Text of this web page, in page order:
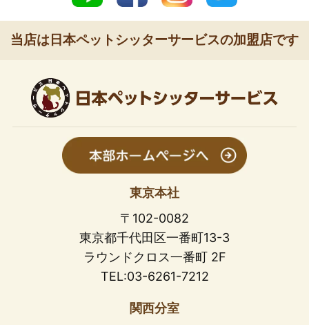
当店は日本ペットシッターサービスの加盟店です
東京本社
〒102-0082
東京都千代田区一番町13-3
ラウンドクロス一番町 2F
TEL:03-6261-7212
関西分室